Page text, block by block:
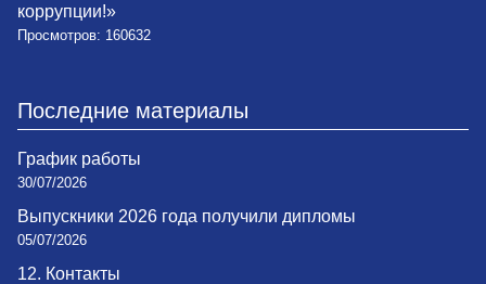
коррупции!»
Просмотров: 160632
Последние материалы
График работы
30/07/2026
Выпускники 2026 года получили дипломы
05/07/2026
12. Контакты